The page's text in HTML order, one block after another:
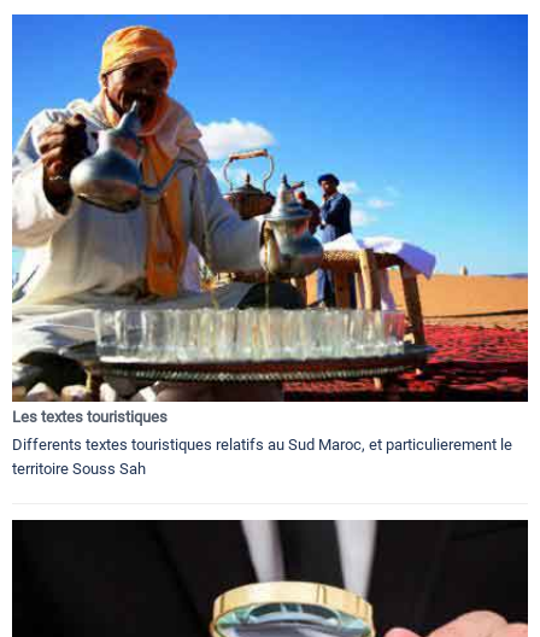
Les textes touristiques
Differents textes touristiques relatifs au Sud Maroc, et particulierement le
territoire Souss Sah